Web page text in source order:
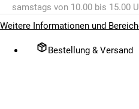
samstags von 10.00 bis 15.00
Weitere Informationen und
Bestellung & Versand